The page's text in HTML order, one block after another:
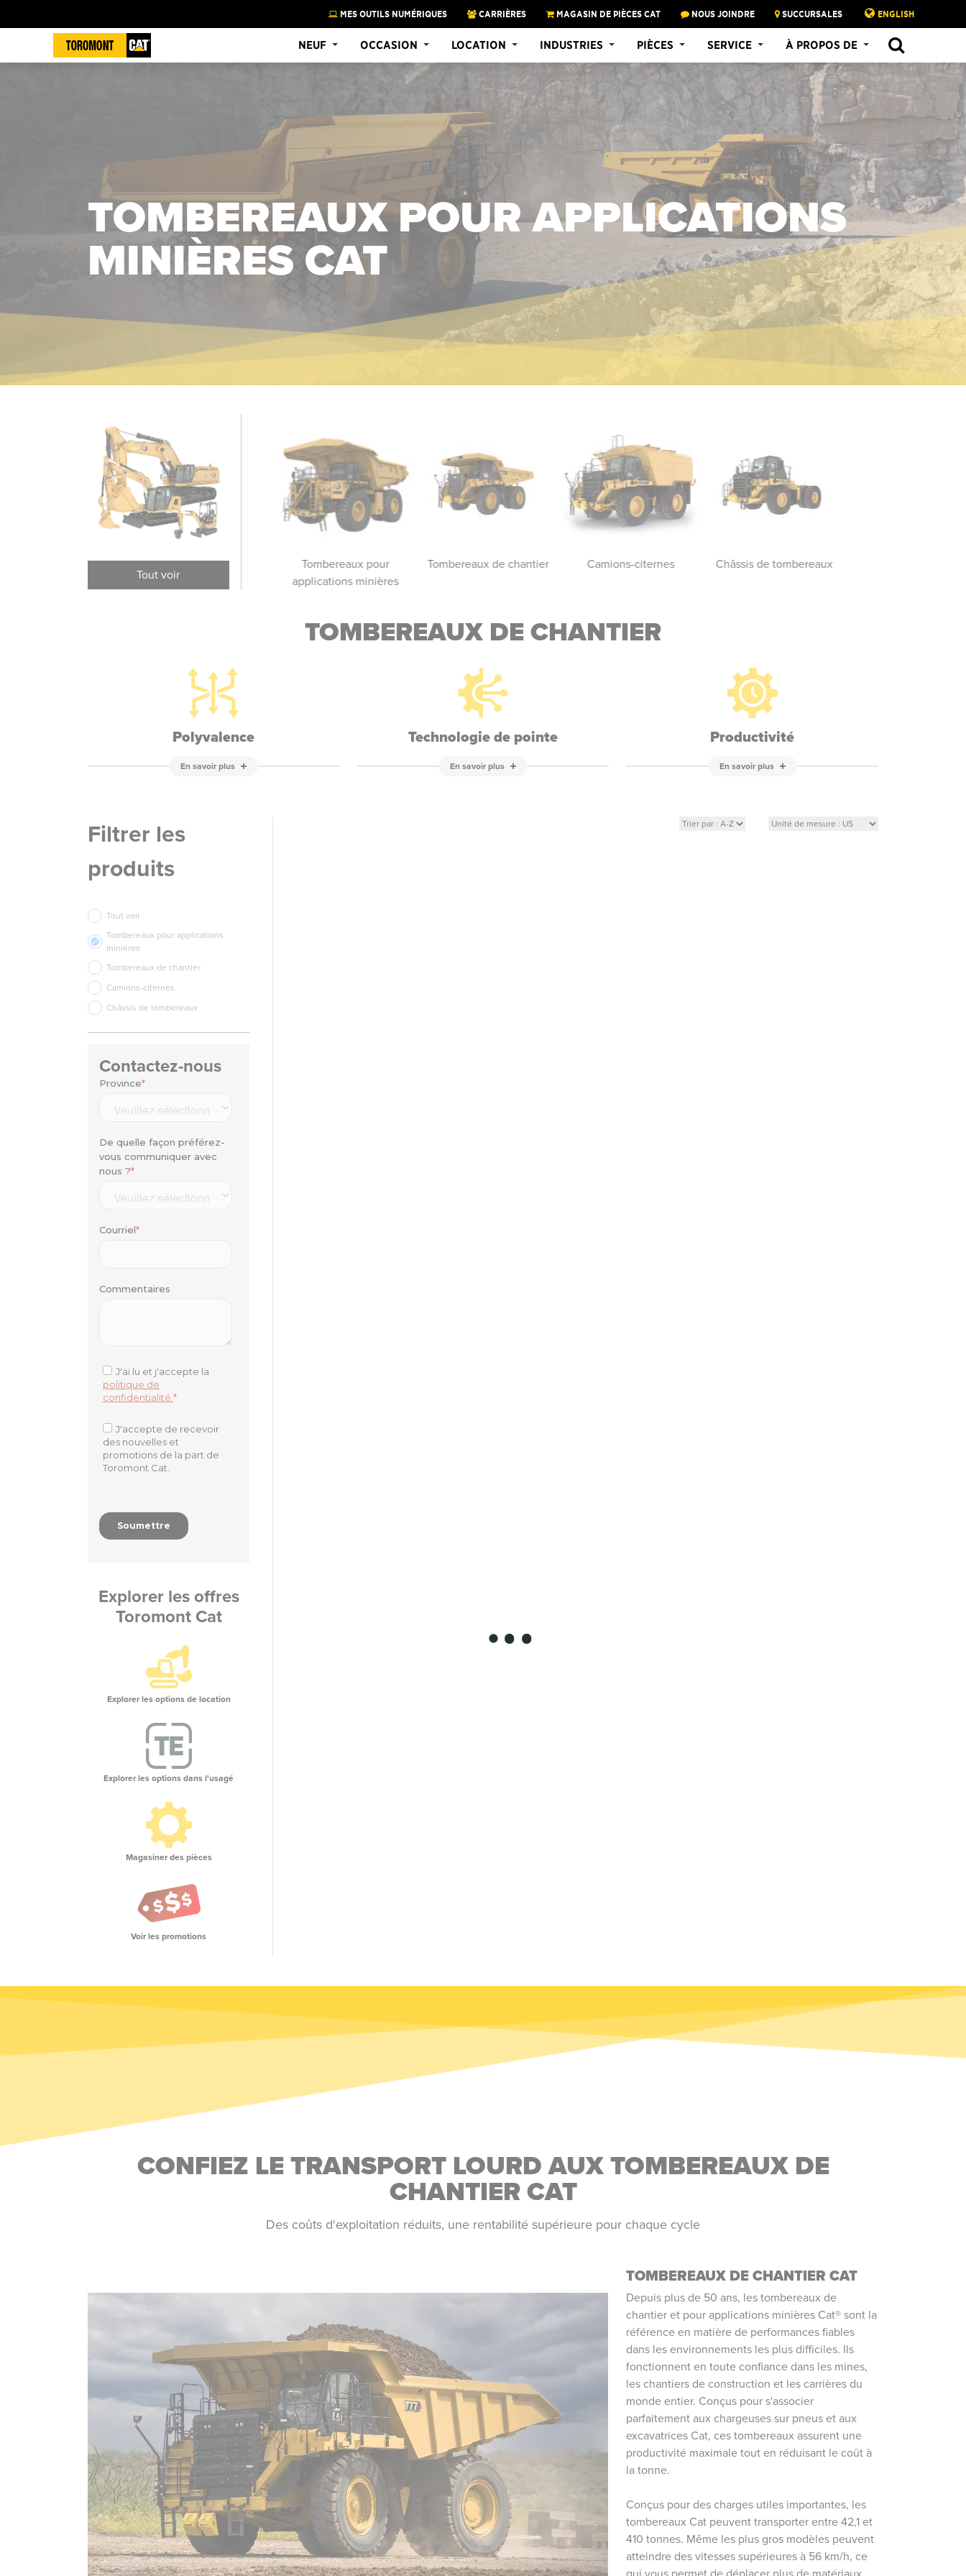
MES OUTILS NUMÉRIQUES CARRIÈRES MAGASIN DE PIÈCES CAT NOUS JOINDRE SUCCURSALES ENGLISH
NEUF OCCASION LOCATION INDUSTRIES PIÈCES SERVICE À PROPOS DE
TOMBEREAUX POUR APPLICATIONS
MINIÈRES CAT
Tout voir
Camions-citernes Châssis de tombereaux
Tombereaux pour
applications minières
Tombereaux de chantier Camions-citernes Châssis de tombereaux
TOMBEREAUX DE CHANTIER
Polyvalence
En savoir plus
Technologie de pointe
En savoir plus
Productivité
En savoir plus
Filtrer les
produits
Tout voir
Tombereaux pour applications
minières
Tombereaux de chantier
Camions-citernes
Châssis de tombereaux
Contactez-nous
Explorer les offres
Toromont Cat
Explorer les options de location
Explorer les options dans l'usagé
Magasiner des pièces
Voir les promotions
CONFIEZ LE TRANSPORT LOURD AUX TOMBEREAUX DE
CHANTIER CAT
Des coûts d'exploitation réduits, une rentabilité supérieure pour chaque cycle
TOMBEREAUX DE CHANTIER CAT
Depuis plus de 50 ans, les tombereaux de
chantier et pour applications minières Cat® sont la
référence en matière de performances fiables
dans les environnements les plus difficiles. Ils
fonctionnent en toute confiance dans les mines,
les chantiers de construction et les carrières du
monde entier. Conçus pour s'associer
parfaitement aux chargeuses sur pneus et aux
excavatrices Cat, ces tombereaux assurent une
productivité maximale tout en réduisant le coût à
la tonne.
Conçus pour des charges utiles importantes, les
tombereaux Cat peuvent transporter entre 42,1 et
410 tonnes. Même les plus gros modèles peuvent
atteindre des vitesses supérieures à 56 km/h, ce